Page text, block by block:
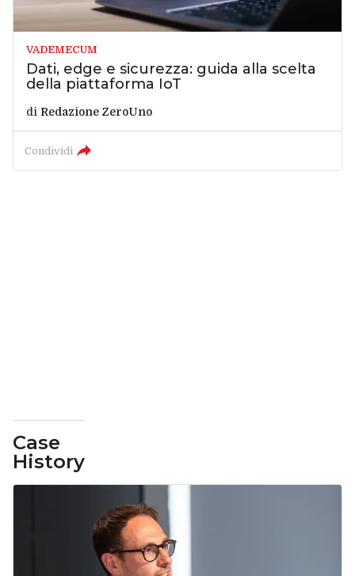
VADEMECUM
Dati, edge e sicurezza: guida alla scelta
della piattaforma IoT
di Redazione ZeroUno
Condividi
Case
History